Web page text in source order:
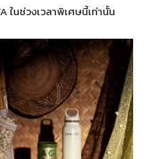
ในช่วงเวลาพิเศษนี้เท่านั้น